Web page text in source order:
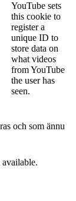
YouTube sets
this cookie to
register a
unique ID to
store data on
what videos
from YouTube
the user has
seen.
och som ännu